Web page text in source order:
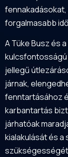
forgalmasabb
A Tüke Busz és
kulcsfontosságú
jellegű
járnak,
fenntartásához
karbantartás
járhatóak
kialakulását és